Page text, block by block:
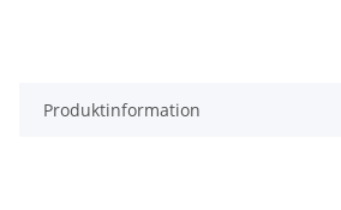
Produktinformation